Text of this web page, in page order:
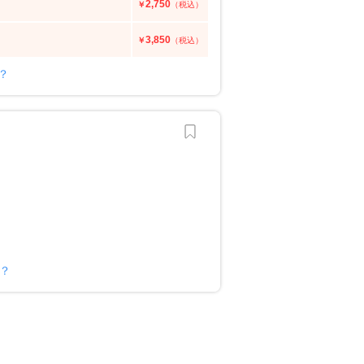
￥2,750 （税込）
￥3,850 （税込）